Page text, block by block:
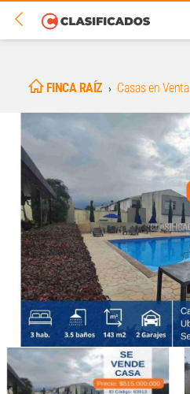
FINCA RAÍZ Casas en Venta